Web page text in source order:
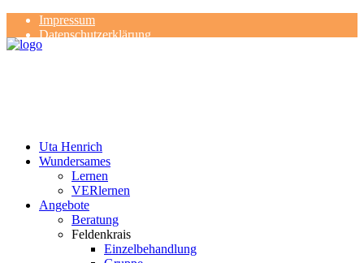
Impressum
Datenschutzerklärung
Kontakt
Uta Henrich
Wundersames
Lernen
VERlernen
Angebote
Beratung
Feldenkrais
Einzelbehandlung